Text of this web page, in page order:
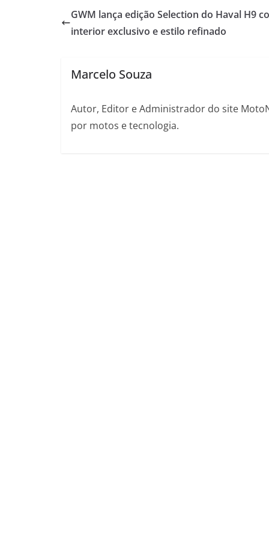
GWM lança edição Selection do Haval H9
interior exclusivo e estilo refinado
Marcelo Souza
Autor, Editor e Administrador do site
por motos e tecnologia.